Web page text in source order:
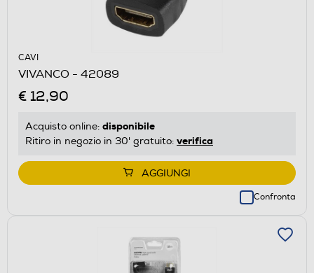
CAVI
VIVANCO - 42089
€ 12,90
Acquisto online: disponibile
Ritiro in negozio in 30' gratuito: verifica
AGGIUNGI
Confronta